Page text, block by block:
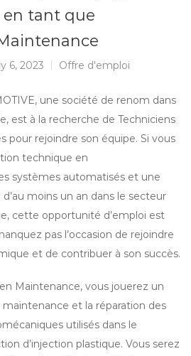
tant que
6, 2023 Offre d'emploi
une société de renom dans
est à la recherche de Techniciens
pour rejoindre son équipe. Si vous
technique en
systèmes automatisés et une
moins un an dans le secteur
cette opportunité d’emploi est
pas l’occasion de rejoindre
et de contribuer à son succès.
Maintenance, vous jouerez un
maintenance et la réparation des
utilisés dans le
d’injection plastique. Vous serez